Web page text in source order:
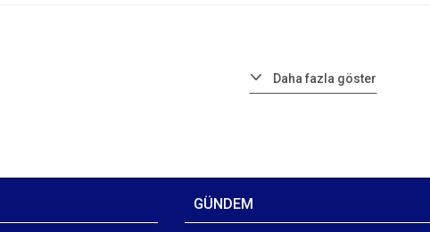
Daha fazla göster
GÜNDEM